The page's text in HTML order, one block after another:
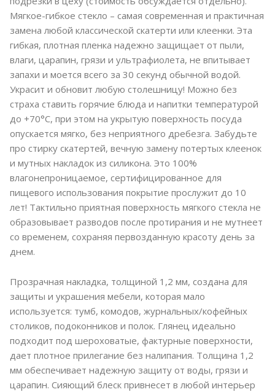
Мягкое-гибкое стекло – самая современная и практичная
замена любой классической скатерти или клеенки. Эта
гибкая, плотная пленка надежно защищает от пыли,
влаги, царапин, грязи и ультрафиолета, не впитывает
запахи и моется всего за 30 секунд обычной водой.
Украсит и обновит любую столешницу! Можно без
страха ставить горячие блюда и напитки температурой
до +70°C, при этом на укрытую поверхность посуда
опускается мягко, без неприятного дребезга. Забудьте
про стирку скатертей, вечную замену потертых клеенок
и мутных накладок из силикона. Это 100%
влагонепроницаемое, сертифицированное для
пищевого использования покрытие прослужит до 10
лет! Тактильно приятная поверхность мягкого стекла не
образовывает разводов после протирания и не мутнеет
со временем, сохраняя первозданную красоту день за
днем.
Прозрачная накладка, толщиной 1,2 мм, создана для
защиты и украшения мебели, которая мало
используется: тумб, комодов, журнальных/кофейных
столиков, подоконников и полок. Глянец идеально
подходит под шероховатые, фактурные поверхности,
дает плотное прилегание без налипания. Толщина 1,2
мм обеспечивает надежную защиту от воды, грязи и
царапин. Сияющий блеск привнесет в любой интерьер